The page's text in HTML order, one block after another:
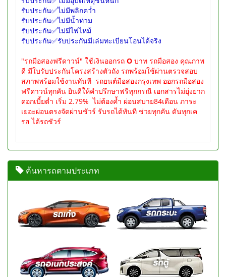
รับประกัน✅ไม่มีพลิกคว่ำ
รับประกัน✅ไม่มีน้ำท่วม
รับประกัน✅ไม่มีไฟไหม้
รับประกัน✅รับประกันมีเล่มทะเบียนโอนได้จริง
"รถมือสองฟรีดาวน์" ใช้เงินออกรถ O บาท รถมือสอง คุณภาพ
ดี มีใบรับประกันโครงสร้างตัวถัง รถพร้อมใช้ผ่านตรวจสอบ
สภาพพร้อมใช้งานทันที รถยนต์มือสองกรุงเทพ ออกรถมือสอง
ฟรีดาวน์ทุกคัน ยินดีให้คำปรึกษาฟรีทุกกรณี เอกสารไม่ยุ่งยาก
ดอกเบี้ยต่ำ เริ่ม 2.79% ไม่ต้องค้ำ ผ่อนสบาย84เดือน ภาระ
เยอะผ่อนตรงจัดผ่านชัวร์ รับรถได้ทันที ช่วยทุกคัน ดันทุกเค
รส ได้รถชัวร์
ค้นหารถตามประเภท